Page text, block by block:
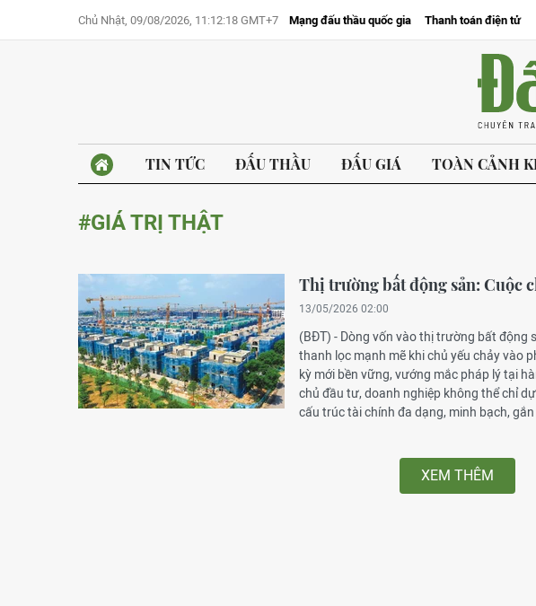
Chủ Nhật, 09/08/2026, 11:12:18 GMT+7 Mạng đấu thầu quốc gia Thanh toán điện tử
TIN TỨC ĐẤU THẦU ĐẤU GIÁ TOÀN CẢNH
#GIÁ TRỊ THẬT
Thị trường bất động sản: Cuộc
13/05/2026 02:00
(BĐT) - Dòng vốn vào thị trường bất động
thanh lọc mạnh mẽ khi chủ yếu chảy vào
kỳ mới bền vững, vướng mắc pháp lý tại
chủ đầu tư, doanh nghiệp không thể chỉ
cấu trúc tài chính đa dạng, minh bạch,
XEM THÊM